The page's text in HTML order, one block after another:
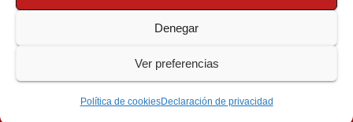
Denegar
Ver preferencias
Política de cookiesDeclaración de privacidad